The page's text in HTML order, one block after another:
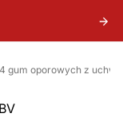
gum oporowych z